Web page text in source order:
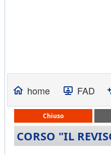
home FAD
Chiuso
CORSO "IL